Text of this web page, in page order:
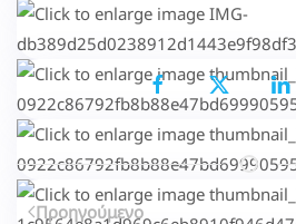
Επιλέγοντας κάποιο από τα κοινωνικά
Προηγούμενο